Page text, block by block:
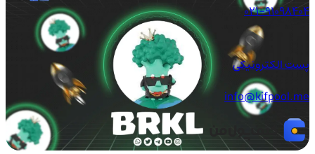
021-91098404
پست الکترونیکی
info@kifpool.me